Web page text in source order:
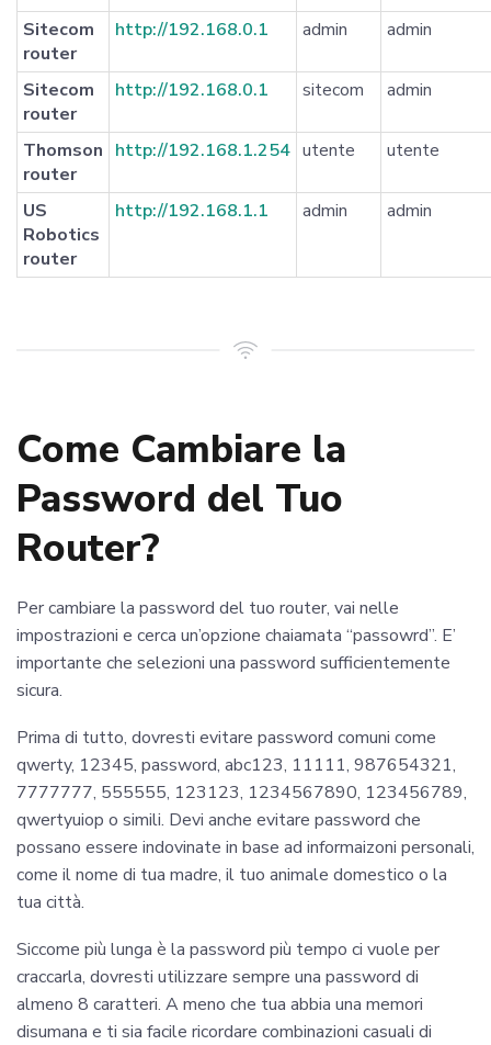
Sitecom
router
http://192.168.0.1 admin admin
Sitecom
router
http://192.168.0.1 sitecom admin
Thomson
router
http://192.168.1.254 utente utente
US
Robotics
router
http://192.168.1.1 admin admin
Come Cambiare la
Password del Tuo
Router?
Per cambiare la password del tuo router, vai nelle
impostrazioni e cerca un’opzione chaiamata “passowrd”. E’
importante che selezioni una password sufficientemente
sicura.
Prima di tutto, dovresti evitare password comuni come
qwerty, 12345, password, abc123, 11111, 987654321,
7777777, 555555, 123123, 1234567890, 123456789,
qwertyuiop o simili. Devi anche evitare password che
possano essere indovinate in base ad informaizoni personali,
come il nome di tua madre, il tuo animale domestico o la
tua città.
Siccome più lunga è la password più tempo ci vuole per
craccarla, dovresti utilizzare sempre una password di
almeno 8 caratteri. A meno che tua abbia una memori
disumana e ti sia facile ricordare combinazioni casuali di